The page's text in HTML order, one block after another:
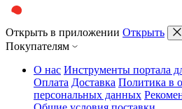
Открыть в приложении Открыть
Покупателям
О нас Инструменты портала
Оплата Доставка Политика в
персональных данных